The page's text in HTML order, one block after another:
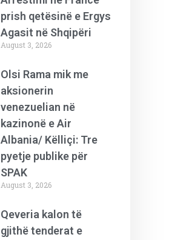
prish qetësinë e Ergys
Agasit në Shqipëri
August 3, 2026
Olsi Rama mik me
aksionerin
venezuelian në
kazinonë e Air
Albania/ Këlliçi: Tre
pyetje publike për
SPAK
August 3, 2026
Qeveria kalon të
gjithë tenderat e